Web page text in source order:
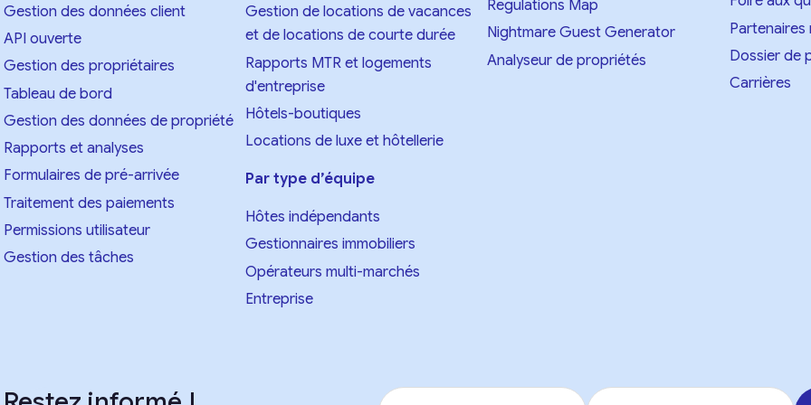
Gestion des données client
API ouverte
Gestion des propriétaires
Tableau de bord
Gestion des données de propriété
Rapports et analyses
Formulaires de pré-arrivée
Traitement des paiements
Permissions utilisateur
Gestion des tâches
Gestion de locations de vacances
et de locations de courte durée
Rapports MTR et logements
d'entreprise
Hôtels-boutiques
Locations de luxe et hôtellerie
Par type d’équipe
Hôtes indépendants
Gestionnaires immobiliers
Opérateurs multi-marchés
Entreprise
Regulations Map
Nightmare Guest Generator
Analyseur de propriétés
Partenaires
Dossier de
Carrières